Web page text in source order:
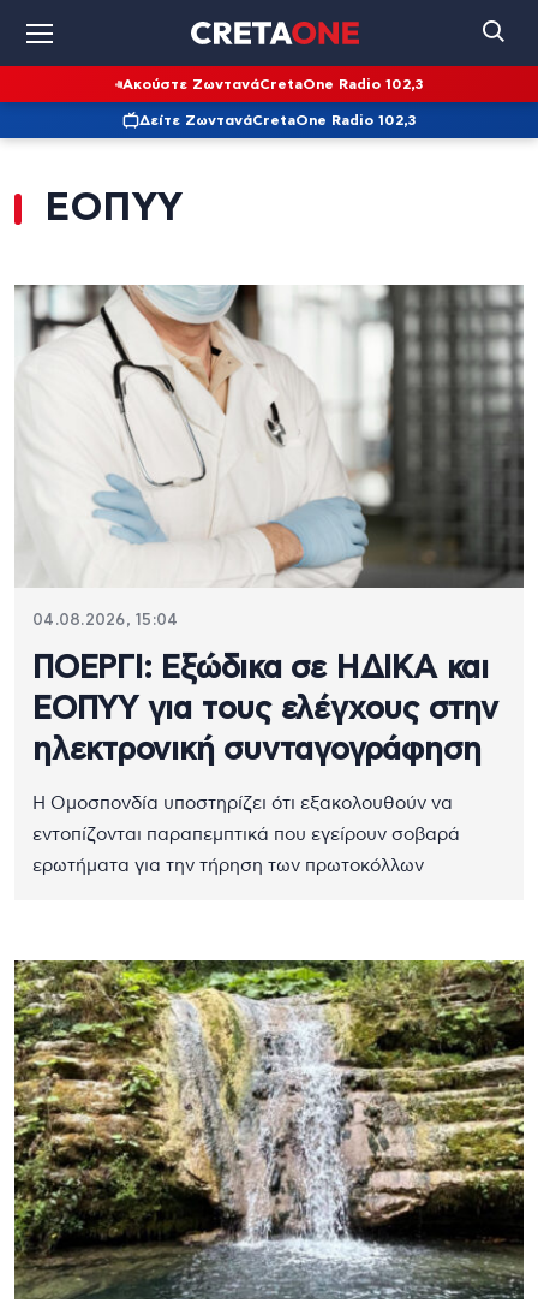
Ακούστε ΖωντανάCretaOne Radio 102,3
Δείτε ΖωντανάCretaOne Radio 102,3
ΕΟΠΥΥ
04.08.2026, 15:04
ΠΟΕΡΓΙ: Εξώδικα σε ΗΔΙΚΑ και
ΕΟΠΥΥ για τους ελέγχους στην
ηλεκτρονική συνταγογράφηση
Η Ομοσπονδία υποστηρίζει ότι εξακολουθούν να
εντοπίζονται παραπεμπτικά που εγείρουν σοβαρά
ερωτήματα για την τήρηση των πρωτοκόλλων